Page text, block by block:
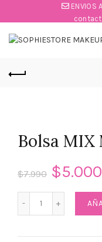
ENVIOS
Bolsa MIX
$7.990 $5.000
Bolsa MIX